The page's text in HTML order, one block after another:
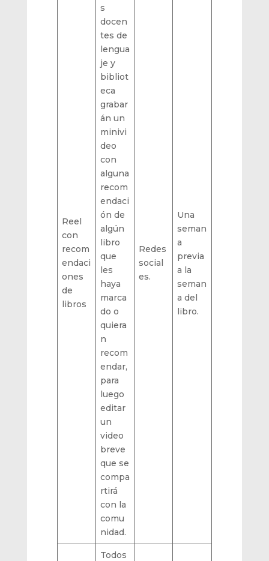
Reel
con
recom
endaci
ones
de
libros
s
docen
tes de
lengua
je y
bibliot
eca
grabar
án un
minivi
deo
con
alguna
recom
endaci
ón de
algún
libro
que
les
haya
marca
do o
quiera
n
recom
endar,
para
luego
editar
un
video
breve
que se
compa
rtirá
con la
comu
nidad.
Redes
social
es.
Una
seman
a
previa
a la
seman
a del
libro.
Todos